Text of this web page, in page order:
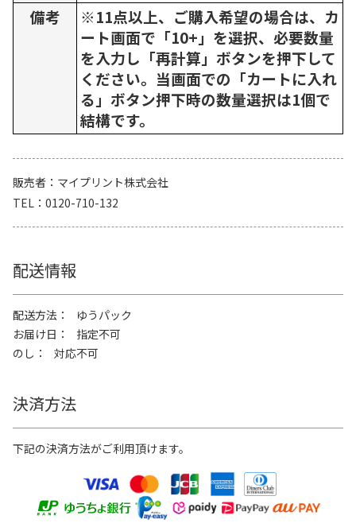
備考
※11点以上、ご購入希望の場合は、カ
ート画面で「10+」を選択、必要数量
を入力し「再計算」ボタンを押下して
ください。当画面での「カートに入れ
る」ボタン押下時の数量選択は1個で
結構です。
販売者
マイプリント株式会社
TEL
0120-710-132
配送情報
配送方法
ゆうパック
お届け日
指定不可
のし
対応不可
決済方法
下記の決済方法がご利用頂けます。